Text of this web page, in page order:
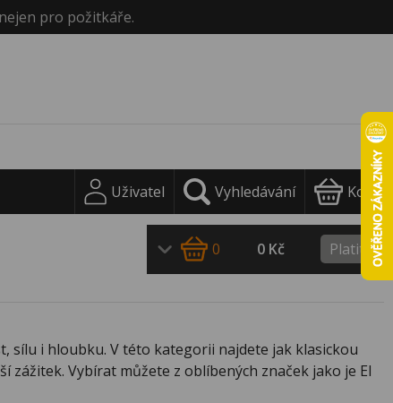
pro požitkáře.
Uživatel Vyhledávání Košík
sílu i hloubku. V této kategorii najdete jak klasickou
zážitek. Vybírat můžete z oblíbených značek jako je El
0 0 Kč Platit